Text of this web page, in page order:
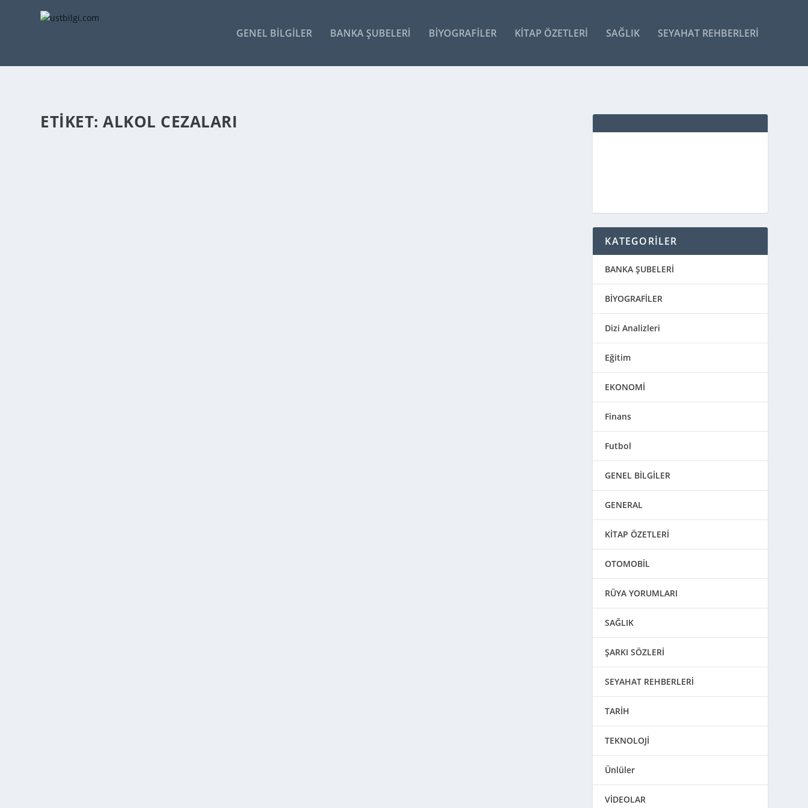
GENEL BILGILER BANKA ŞUBELERI BIYOGRAFILER KITAP ÖZETLERI SAĞLIK SEYAHAT REHBERLERI
ETIKET:ALKOL CEZALARI
KATEGORİLER
BANKA ŞUBELERİ
BİYOGRAFİLER
Dizi Analizleri
Eğitim
EKONOMİ
Finans
Futbol
GENEL BİLGİLER
GENERAL
KİTAP ÖZETLERİ
OTOMOBİL
RÜYA YORUMLARI
SAĞLIK
ŞARKI SÖZLERİ
SEYAHAT REHBERLERİ
TARİH
TEKNOLOJİ
Ünlüler
VİDEOLAR